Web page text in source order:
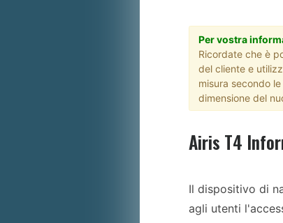
Per vostra
Ricordate che è
del cliente e
misura secondo
dimensione del
Airis T4
Il dispositivo di
agli utenti